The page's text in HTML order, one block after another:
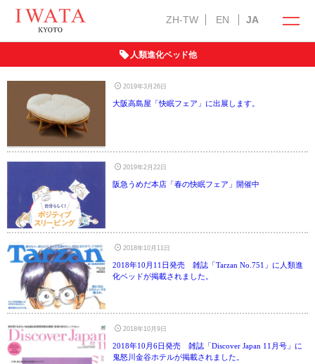
ラークオール キャメル敷きパッド
イワタ製品の特徴
自然素材の国産オーダー寝具
選び抜いた自然素材
「安心安全」の品質
有害物質の検査
お手入れ方法
メンテナンス・サービス
羽毛ふとんお仕立て直し
®
寝具のお仕立て直し
インフォメーション
ハナカイジチ
人類進化ベッド他
2019年3月26日
大阪高島屋「快眠フェア」に出展します。
2019年2月22日
阪急うめだ本店「春の快眠フェア」開催中
2018年10月11日
2018年10月11日発売 雑誌「Tarzan No.751」に人類進
化ベッドが掲載されました。
2018年10月9日
2018年10月6日発売 雑誌「Discover Japan 11月号」に
鬼怒川金谷ホテルが掲載されました。
ZH-TW EN JA